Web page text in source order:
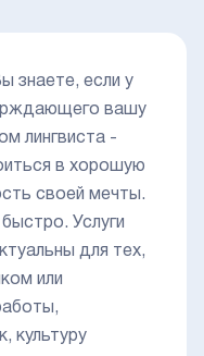
знаете, если у
вашу
лингвиста -
в хорошую
своей мечты.
Услуги
для тех,
или
культуру